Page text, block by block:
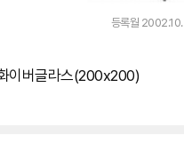
등록월 2002.10.
이버글라스(200x200)